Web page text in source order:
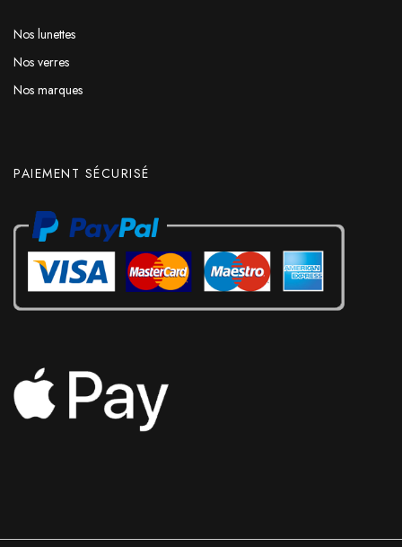
Nos lunettes
Nos verres
Nos marques
PAIEMENT SÉCURISÉ